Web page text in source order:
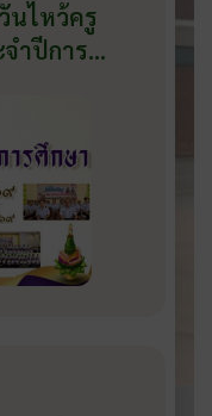
นไหว้ครู
ำปีการ
2569